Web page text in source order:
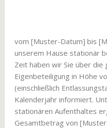
vom [Muster-Datum] bis
unserem Hause stationär
Zeit haben wir Sie über
Eigenbeteiligung in Höhe
(einschließlich
Kalenderjahr informiert.
stationären Aufenthaltes
Gesamtbetrag von